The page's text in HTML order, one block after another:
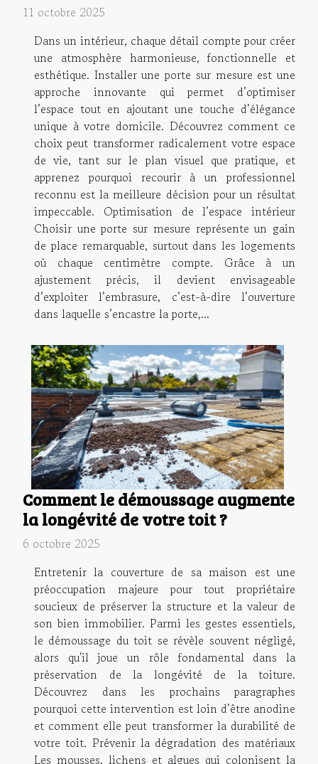
11 octobre 2025
Dans un intérieur, chaque détail compte pour créer
une atmosphère harmonieuse, fonctionnelle et
esthétique. Installer une porte sur mesure est une
approche innovante qui permet d’optimiser
l’espace tout en ajoutant une touche d’élégance
unique à votre domicile. Découvrez comment ce
choix peut transformer radicalement votre espace
de vie, tant sur le plan visuel que pratique, et
apprenez pourquoi recourir à un professionnel
reconnu est la meilleure décision pour un résultat
impeccable. Optimisation de l’espace intérieur
Choisir une porte sur mesure représente un gain
de place remarquable, surtout dans les logements
où chaque centimètre compte. Grâce à un
ajustement précis, il devient envisageable
d’exploiter l’embrasure, c’est-à-dire l’ouverture
dans laquelle s’encastre la porte,...
Comment le démoussage augmente
la longévité de votre toit ?
6 octobre 2025
Entretenir la couverture de sa maison est une
préoccupation majeure pour tout propriétaire
soucieux de préserver la structure et la valeur de
son bien immobilier. Parmi les gestes essentiels,
le démoussage du toit se révèle souvent négligé,
alors qu'il joue un rôle fondamental dans la
préservation de la longévité de la toiture.
Découvrez dans les prochains paragraphes
pourquoi cette intervention est loin d’être anodine
et comment elle peut transformer la durabilité de
votre toit. Prévenir la dégradation des matériaux
Les mousses, lichens et algues qui colonisent la